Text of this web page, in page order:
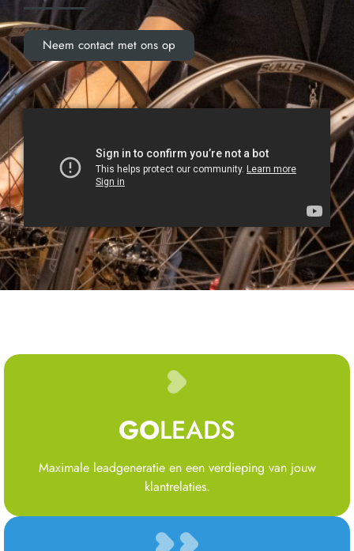
Neem contact met ons op
GOLEADS
Maximale leadgeneratie en een verdieping van jouw
klantrelaties.